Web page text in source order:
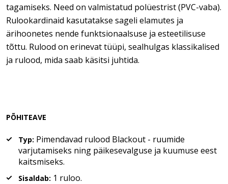
tagamiseks. Need on valmistatud polüestrist (PVC-vaba).
Rulookardinaid kasutatakse sageli elamutes ja
ärihoonetes nende funktsionaalsuse ja esteetilisuse
tõttu. Rulood on erinevat tüüpi, sealhulgas klassikalised
ja rulood, mida saab käsitsi juhtida.
PÕHITEAVE
Typ: Pimendavad rulood Blackout - ruumide
varjutamiseks ning päikesevalguse ja kuumuse eest
kaitsmiseks.
Sisaldab: 1 ruloo.